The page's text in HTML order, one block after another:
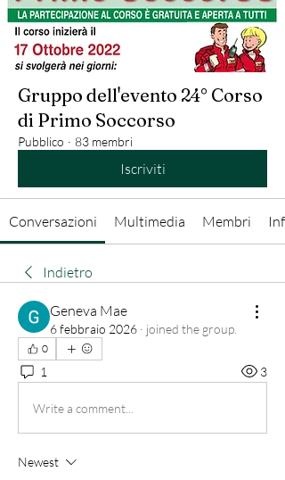
Gruppo dell'evento 24° Corso
di Primo Soccorso
Pubblico · 83 membri
Iscriviti
Conversazioni Multimedia Membri Info
Indietro
Geneva Mae
6 febbraio 2026 · joined the group.
0
1 3
Write a comment...
Newest